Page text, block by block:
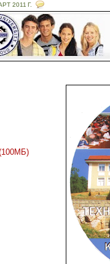
2011 Г.